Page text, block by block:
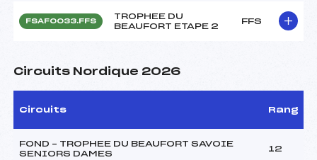
FSAF0033.FFS
TROPHEE DU
BEAUFORT ETAPE 2
FFS
Circuits Nordique 2026
Circuits Rang
FOND – TROPHEE DU BEAUFORT SAVOIE
SENIORS DAMES
12